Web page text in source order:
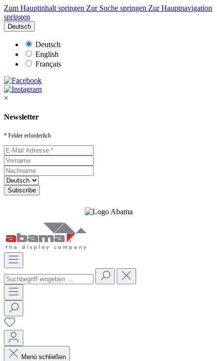
Zum Hauptinhalt springen Zur Suche springen Zur Hauptnavigation
springen
Deutsch
Deutsch
English
Français
×
Newsletter
* Felder erforderlich
Menü schließen